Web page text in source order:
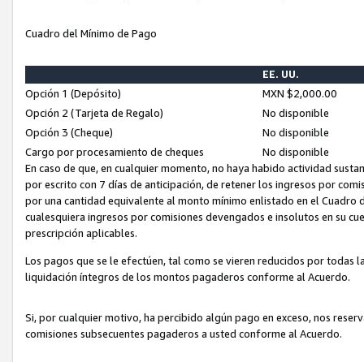
Cuadro del Mínimo de Pago
EE. UU.
Opción 1 (Depósito)
MXN $2,000.00
Opción 2 (Tarjeta de Regalo)
No disponible
Opción 3 (Cheque)
No disponible
Cargo por procesamiento de cheques
No disponible
En caso de que, en cualquier momento, no haya habido actividad
por escrito con 7 días de anticipación, de retener los ingresos por
por una cantidad equivalente al monto mínimo enlistado en el
cualesquiera ingresos por comisiones devengados e insolutos en su
prescripción aplicables.
Los pagos que se le efectúen, tal como se vieren reducidos por todas
liquidación íntegros de los montos pagaderos conforme al Acuerdo.
Si, por cualquier motivo, ha percibido algún pago en exceso, nos
comisiones subsecuentes pagaderos a usted conforme al Acuerdo.